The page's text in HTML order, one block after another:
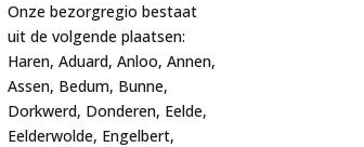
Onze bezorgregio bestaat
uit de volgende plaatsen:
Haren, Aduard, Anloo, Annen,
Assen, Bedum, Bunne,
Dorkwerd, Donderen, Eelde,
Eelderwolde, Engelbert,